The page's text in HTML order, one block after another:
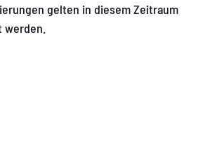
gelten in diesem Zeitraum